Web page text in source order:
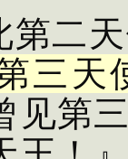
第二
三天
见第